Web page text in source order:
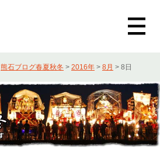
熊石ブログ春夏秋冬 > 2016年 > 8月 > 8日